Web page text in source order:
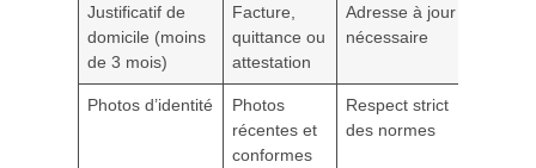
Justificatif de
domicile (moins
de 3 mois)
Facture,
quittance ou
attestation
Adresse à jour
nécessaire
Photos d’identité
Photos
récentes et
conformes
Respect strict
des normes